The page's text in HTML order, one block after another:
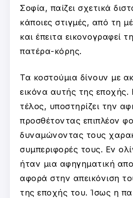
Σοφία, παίζει σχετικά
κάποιες στιγμές, από τη
και έπειτα εικονογραφεί
πατέρα-κόρης.
Τα κοστούμια δίνουν με
εικόνα αυτής της εποχής.
τέλος, υποστηρίζει την
προσθέτοντας επιπλέον
δυναμώνοντας τους
συμπεριφορές τους. Εν
ήταν μια αφηγηματική
αφορά στην απεικόνιση
της εποχής του. Ίσως η